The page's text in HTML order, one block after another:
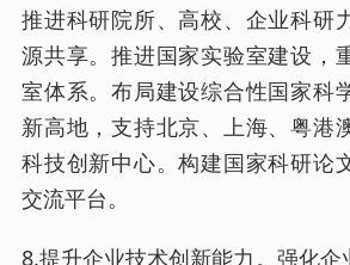
推进科研院所、高校、企业科研
源共享。推进国家实验室建设，
室体系。布局建设综合性国家科
新高地，支持北京、上海、粤港
科技创新中心。构建国家科研论
交流平台。
8.提升企业技术创新能力。强化企